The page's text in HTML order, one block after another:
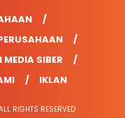
MEDIA SIBER
IKLAN
RIGHTS RESERVED